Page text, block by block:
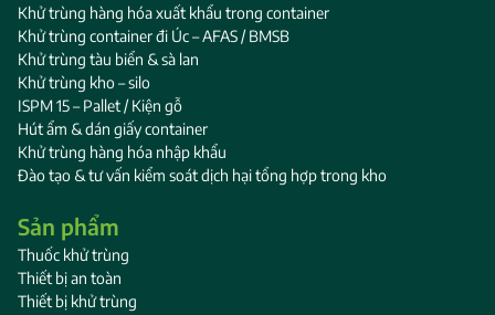
Khử trùng hàng hóa xuất khẩu trong container
Khử trùng container đi Úc – AFAS / BMSB
Khử trùng tàu biển & sà lan
Khử trùng kho – silo
ISPM 15 – Pallet / Kiện gỗ
Hút ẩm & dán giấy container
Khử trùng hàng hóa nhập khẩu
Đào tạo & tư vấn kiểm soát dịch hại tổng hợp trong kho
Sản phẩm
Thuốc khử trùng
Thiết bị an toàn
Thiết bị khử trùng